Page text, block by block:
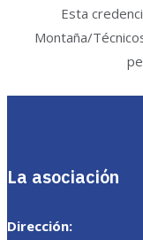
Esta
Montaña/
La asociación
Dirección: